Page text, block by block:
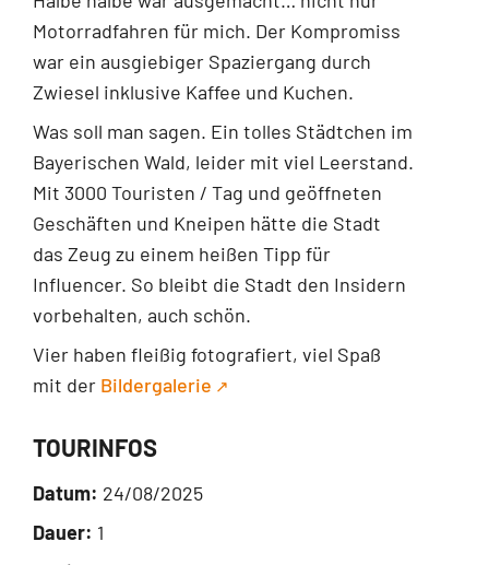
Motorradfahren für mich. Der Kompromiss
war ein ausgiebiger Spaziergang durch
Zwiesel inklusive Kaffee und Kuchen.
Was soll man sagen. Ein tolles Städtchen im
Bayerischen Wald, leider mit viel Leerstand.
Mit 3000 Touristen / Tag und geöffneten
Geschäften und Kneipen hätte die Stadt
das Zeug zu einem heißen Tipp für
Influencer. So bleibt die Stadt den Insidern
vorbehalten, auch schön.
Vier haben fleißig fotografiert, viel Spaß
mit der Bildergalerie
TOURINFOS
Datum: 24/08/2025
Dauer: 1